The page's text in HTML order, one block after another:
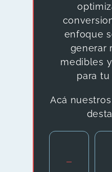
enfoque
generar
medibles
para
Acá nuestros